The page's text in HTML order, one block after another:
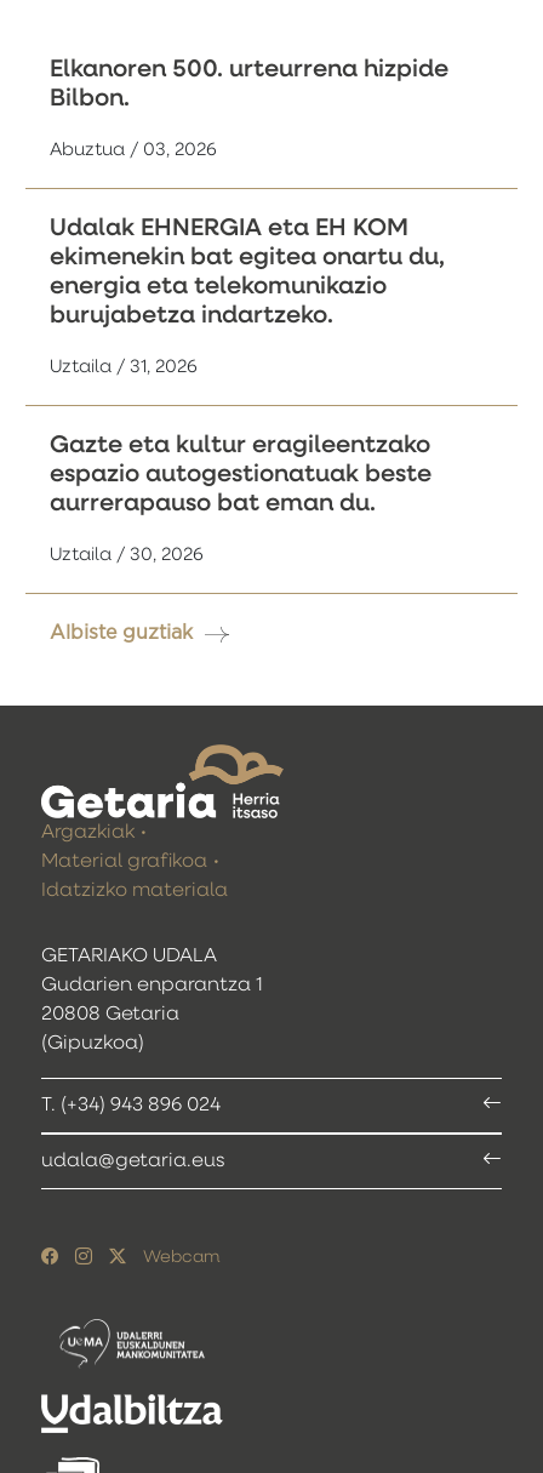
Elkanoren 500. urteurrena hizpide
Bilbon.
Abuztua / 03, 2026
Udalak EHNERGIA eta EH KOM
ekimenekin bat egitea onartu du,
energia eta telekomunikazio
burujabetza indartzeko.
Uztaila / 31, 2026
Gazte eta kultur eragileentzako
espazio autogestionatuak beste
aurrerapauso bat eman du.
Uztaila / 30, 2026
Albiste guztiak
GETARIAKO UDALA
Gudarien enparantza 1
20808 Getaria
(Gipuzkoa)
T. (+34) 943 896 024
udala@getaria.eus
Argazkiak
Material grafikoa
Idatzizko materiala
Webcam